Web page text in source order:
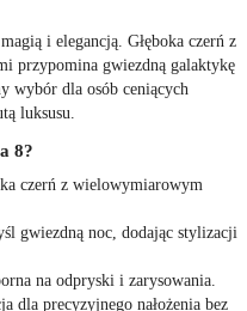
i elegancją. Głęboka czerń z
przypomina gwiezdną galaktykę
wybór dla osób ceniących
luksusu.
8?
czerń z wielowymiarowym
gwiezdną noc, dodając stylizacji
na odpryski i zarysowania.
dla precyzyjnego nałożenia bez